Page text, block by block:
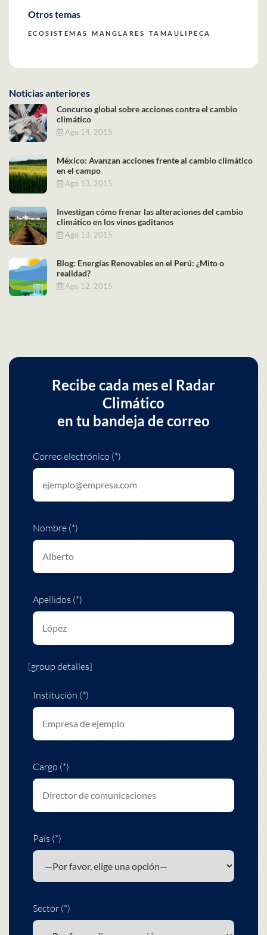
Otros temas
ECOSISTEMAS MANGLARES TAMAULIPECA
Noticias anteriores
Concurso global sobre acciones contra el cambio
climático
Ago 14, 2015
México: Avanzan acciones frente al cambio climático
en el campo
Ago 13, 2015
Investigan cómo frenar las alteraciones del cambio
climático en los vinos gaditanos
Ago 13, 2015
Blog: Energías Renovables en el Perú: ¿Mito o
realidad?
Ago 12, 2015
Recibe cada mes el Radar
Climático
en tu bandeja de correo
Correo electrónico (*)
Nombre (*)
Apellidos (*)
[group detalles]
Institución (*)
Cargo (*)
País (*)
Sector (*)